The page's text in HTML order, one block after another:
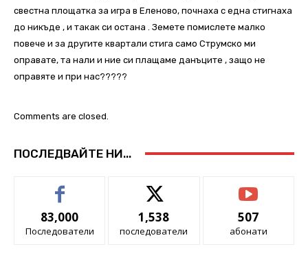
свестна площатка за игра в Еленово, почнаха с една стигнаха
до никъде , и такак си остана . Земете помислете малко
повече и за другите квартали стига само Струмско ми
оправате, та нали и ние си плащаме данъците , защо не
оправяте и при нас?????
Comments are closed.
ПОСЛЕДВАЙТЕ НИ...
83,000
Последователи
1,538
последователи
507
абонати